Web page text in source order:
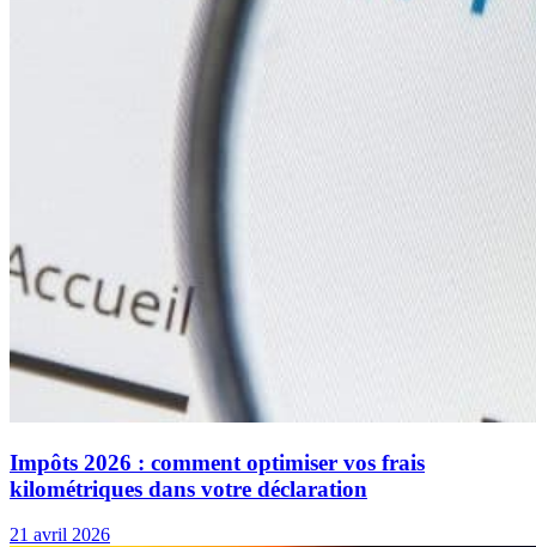
Impôts 2026 : comment optimiser vos frais
kilométriques dans votre déclaration
21 avril 2026